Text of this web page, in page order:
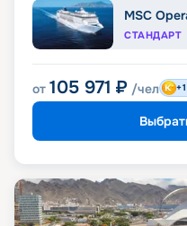
MSC
СТАНДАРТ
от 105 971 ₽ /чел